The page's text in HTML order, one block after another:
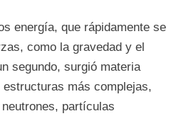
energía, que rápidamente se
como la gravedad y el
segundo, surgió materia
más complejas,
partículas